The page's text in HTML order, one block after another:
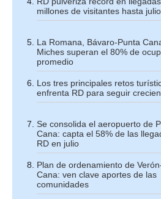
millones de visitantes hasta julio
La Romana, Bávaro-Punta
Miches superan el 80% de
promedio
Los tres principales retos
enfrenta RD para seguir
Se consolida el aeropuerto de
Cana: capta el 58% de las
RD en julio
Plan de ordenamiento de
Cana: ven clave aportes de las
comunidades